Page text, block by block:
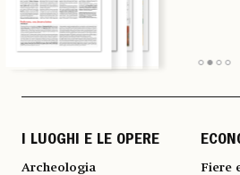
I LUOGHI E LE OPERE
Archeologia Fiere